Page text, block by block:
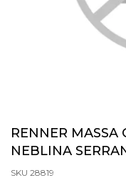
RENNER
NEBLINA
SKU 28819